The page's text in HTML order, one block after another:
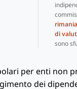
di
sono
per enti non
dei